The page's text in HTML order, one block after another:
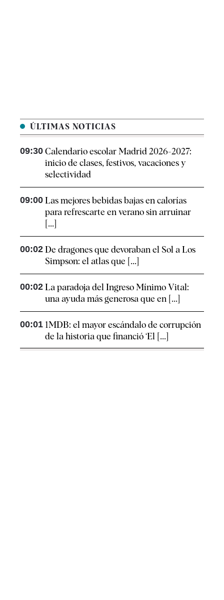
ÚLTIMAS NOTICIAS
09:30 Calendario escolar Madrid 2026-2027:
inicio de clases, festivos, vacaciones y
selectividad
09:00 Las mejores bebidas bajas en calorías
para refrescarte en verano sin arruinar
[...]
00:02 De dragones que devoraban el Sol a Los
Simpson: el atlas que [...]
00:02 La paradoja del Ingreso Mínimo Vital:
una ayuda más generosa que en [...]
00:01 1MDB: el mayor escándalo de corrupción
de la historia que financió ‘El [...]